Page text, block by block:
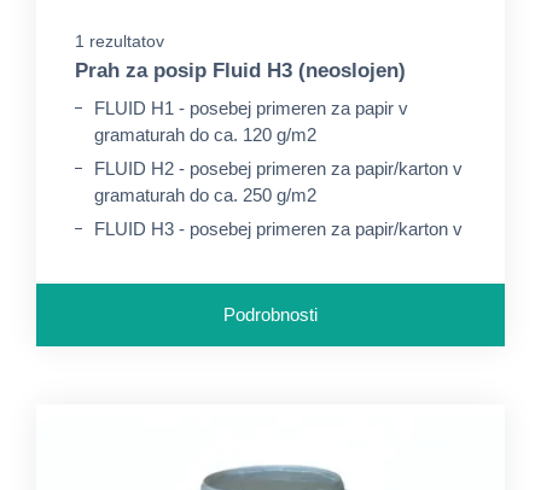
1 rezultatov
Prah za posip Fluid H3 (neoslojen)
FLUID H1 - posebej primeren za papir v
gramaturah do ca. 120 g/m2
FLUID H2 - posebej primeren za papir/karton v
gramaturah do ca. 250 g/m2
FLUID H3 - posebej primeren za papir/karton v
Podrobnosti